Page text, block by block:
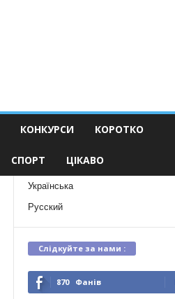
КОНКУРСИ КОРОТКО
СПОРТ ЦІКАВО
Українська
Русский
Слідкуйте за нами :
870 Фанів